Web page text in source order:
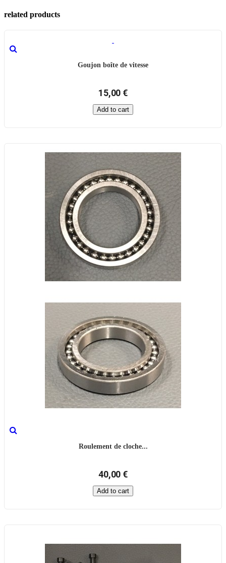
related products
Goujon boîte de vitesse
15,00 €
Add to cart
Roulement de cloche...
40,00 €
Add to cart